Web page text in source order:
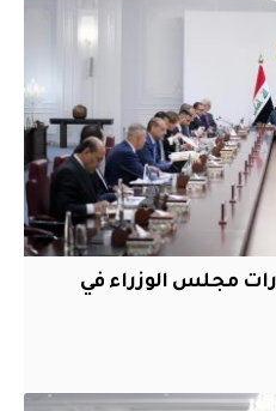
مجلس الوزراء في